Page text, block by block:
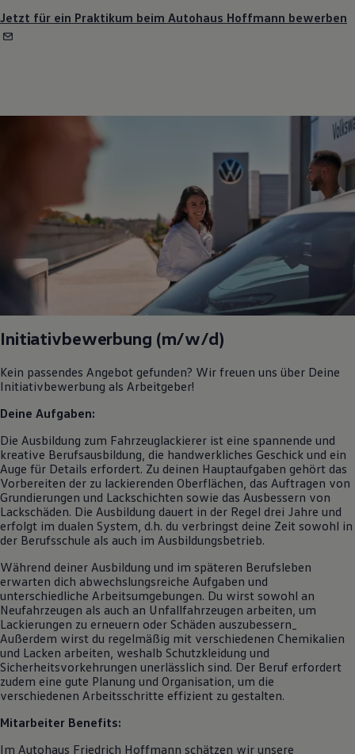
Jetzt für ein Praktikum beim Autohaus Hoffmann bewerben
Initiativbewerbung (m/w/d)
Kein passendes Angebot gefunden? Wir freuen uns über Deine
Initiativbewerbung als Arbeitgeber!
Deine Aufgaben:
Die Ausbildung zum Fahrzeuglackierer ist eine spannende und
kreative Berufsausbildung, die handwerkliches Geschick und ein
Auge für Details erfordert. Zu deinen Hauptaufgaben gehört das
Vorbereiten der zu lackierenden Oberflächen, das Auftragen von
Grundierungen und Lackschichten sowie das Ausbessern von
Lackschäden. Die Ausbildung dauert in der Regel drei Jahre und
erfolgt im dualen System, d.h. du verbringst deine Zeit sowohl in
der Berufsschule als auch im Ausbildungsbetrieb.
Während deiner Ausbildung und im späteren Berufsleben
erwarten dich abwechslungsreiche Aufgaben und
unterschiedliche Arbeitsumgebungen. Du wirst sowohl an
Neufahrzeugen als auch an Unfallfahrzeugen arbeiten, um
Lackierungen zu erneuern oder Schäden auszubessern_
Außerdem wirst du regelmäßig mit verschiedenen Chemikalien
und Lacken arbeiten, weshalb Schutzkleidung und
Sicherheitsvorkehrungen unerlässlich sind. Der Beruf erfordert
zudem eine gute Planung und Organisation, um die
verschiedenen Arbeitsschritte effizient zu gestalten.
Mitarbeiter Benefits:
Im Autohaus Friedrich Hoffmann schätzen wir unsere